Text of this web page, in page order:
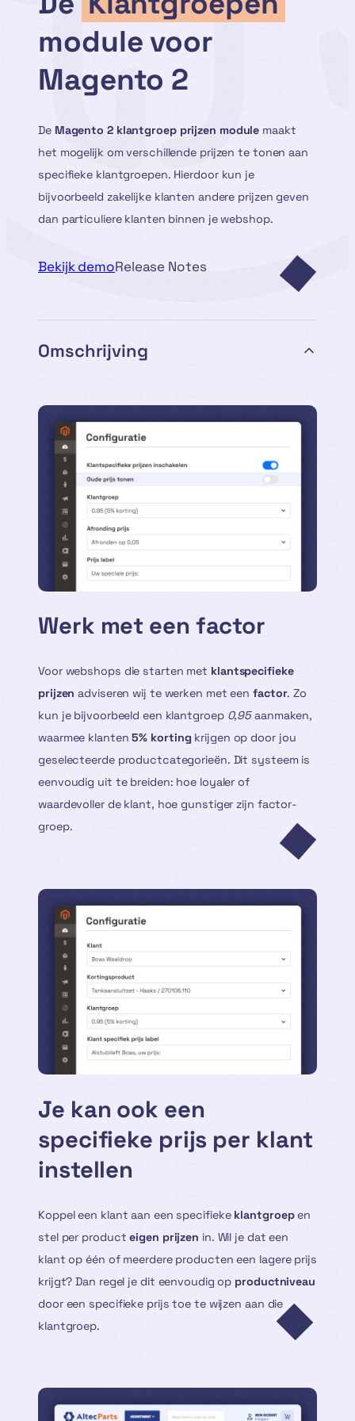
module voor
Magento 2
De Magento 2 klantgroep prijzen module maakt
het mogelijk om verschillende prijzen te tonen aan
specifieke klantgroepen. Hierdoor kun je
bijvoorbeeld zakelijke klanten andere prijzen geven
dan particuliere klanten binnen je webshop.
Bekijk demoRelease Notes
Omschrijving
Werk met een factor
Voor webshops die starten met klantspecifieke
prijzen adviseren wij te werken met eenfactor. Zo
kun je bijvoorbeeld een klantgroep 0,95aanmaken,
waarmee klanten5% korting krijgen op door jou
geselecteerde productcategorieën. Dit systeem is
eenvoudig uit te breiden: hoe loyaler of
waardevoller de klant, hoe gunstiger zijn factor­
groep.
Je kan ook een
specifieke prijs per klant
instellen
Koppel een klant aan een specifieke klantgroepen
stel per producteigen prijzen in. Wil je dat een
klant op één of meerdere producten een lagere prijs
krijgt? Dan regel je dit eenvoudig op productniveau
door een specifieke prijs toe te wijzen aan die
klantgroep.